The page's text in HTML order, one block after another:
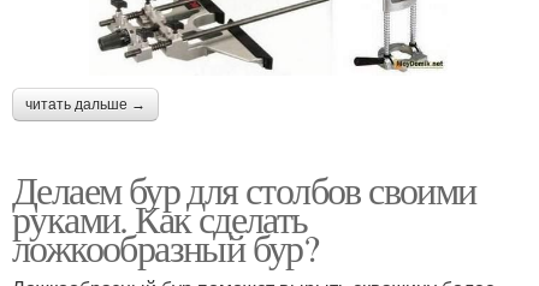
читать дальше →
Делаем бур для столбов своими
руками. Как сделать
ложкообразный бур?